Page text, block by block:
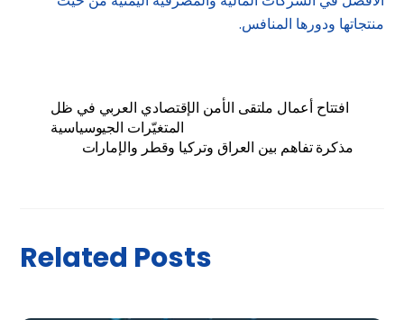
منتجاتها ودورها المنافس.
افتتاح أعمال ملتقى الأمن الإقتصادي العربي في ظل
المتغيّرات الجيوسياسية
مذكرة تفاهم بين العراق وتركيا وقطر والإمارات
Related Posts